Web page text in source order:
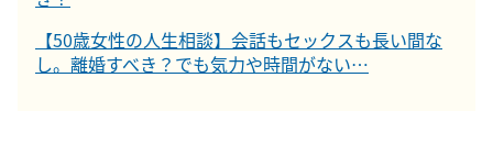
【50歳女性の人生相談】会話もセックスも長い間な
し。離婚すべき？でも気力や時間がない…